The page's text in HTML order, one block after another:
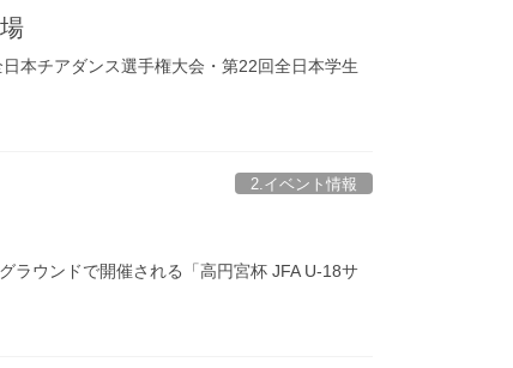
本チアダンス選手権大会・第22回全日本学生
2.イベント情報
ラウンドで開催される「高円宮杯 JFA U-18サ